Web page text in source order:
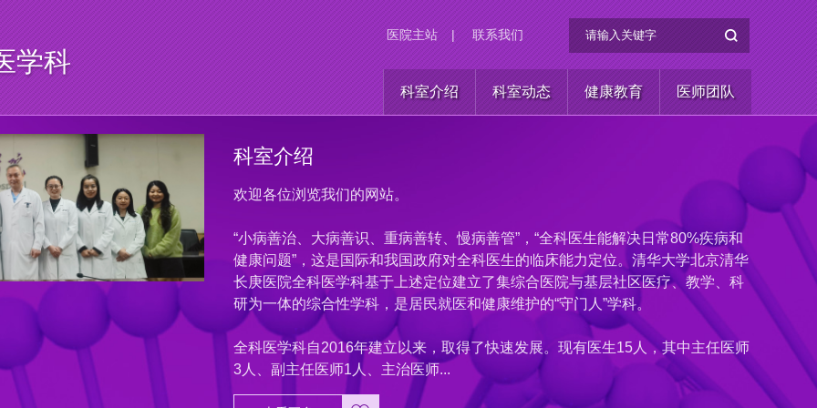
学科
医院主站 | 联系我们
科室介绍 科室动态 健康教育 医师团队
科室介绍
欢迎各位浏览我们的网站。
“小病善治、大病善识、重病善转、慢病善管”，“全科医生能解决日常80%疾病和
健康问题”，这是国际和我国政府对全科医生的临床能力定位。清华大学北京清华
长庚医院全科医学科基于上述定位建立了集综合医院与基层社区医疗、教学、科
研为一体的综合性学科，是居民就医和健康维护的“守门人”学科。
全科医学科自2016年建立以来，取得了快速发展。现有医生15人，其中主任医师
3人、副主任医师1人、主治医师...